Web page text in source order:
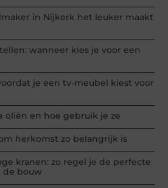
in Nijkerk het leuker maakt
wanneer kies je voor een
je een tv-meubel kiest voor
oliën en hoe gebruik je ze
herkomst zo belangrijk is
kranen: zo regel je de perfecte
de bouw